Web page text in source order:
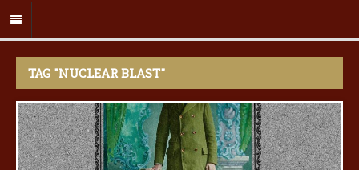
TAG "NUCLEAR BLAST"